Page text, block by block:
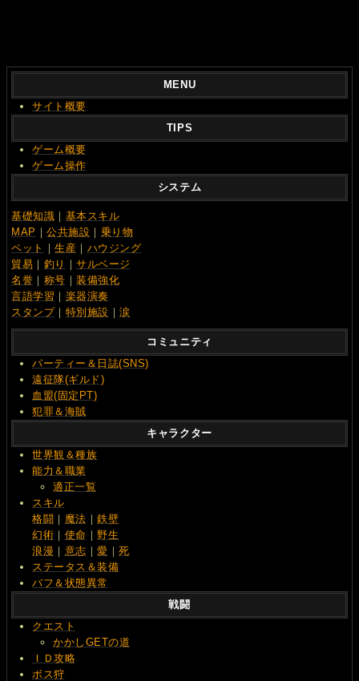
MENU
サイト概要
TIPS
ゲーム概要
ゲーム操作
システム
基礎知識 ｜ 基本スキル
MAP ｜公共施設 ｜ 乗り物
ペット
｜生産 ｜ ハウジング
貿易 ｜ 釣り ｜サルベージ
名誉 ｜ 称号 ｜装備強化
言語学習 ｜ 楽器演奏
スタンプ｜ 特別施設 ｜涙
コミュニティ
パーティー＆日誌(SNS)
遠征隊(ギルド)
血盟(固定PT)
犯罪＆海賊
キャラクター
世界観＆種族
能力＆職業
適正一覧
スキル
格闘 ｜ 魔法 ｜鉄壁
幻術 ｜ 使命 ｜ 野生
浪漫 ｜ 意志 ｜愛 ｜死
ステータス＆装備
バフ＆状態異常
戦闘
クエスト
かかしGETの道
ＩＤ攻略
ボス狩